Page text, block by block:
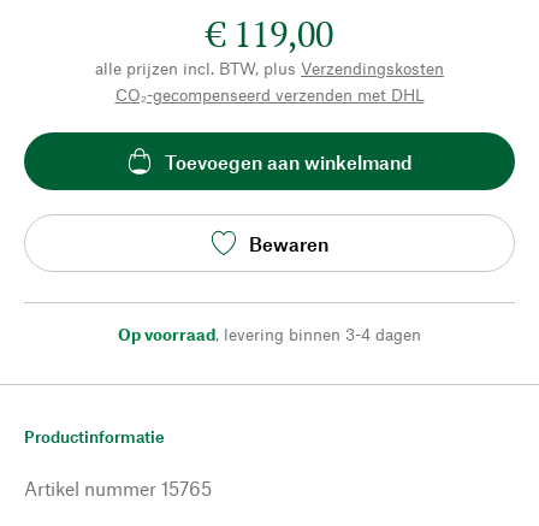
€ 119,00
alle prijzen incl. BTW, plus Verzendingskosten
CO₂-gecompenseerd verzenden met DHL
Toevoegen aan winkelmand
Bewaren
Op voorraad, levering binnen 3-4 dagen
Productinformatie
Artikel nummer 15765